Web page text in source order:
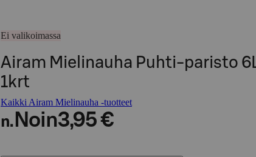
Ei valikoimassa
Airam Mielinauha Puhti-paristo
1krt
Kaikki Airam Mielinauha -tuotteet
n. Noin3,95 €